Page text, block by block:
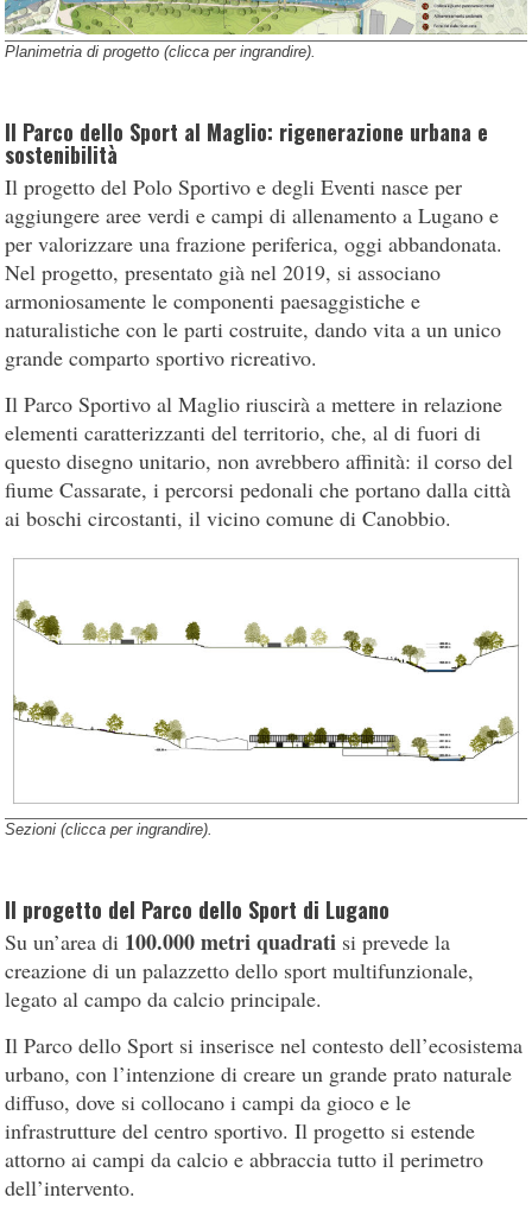
Planimetria di progetto (clicca per ingrandire).
Il Parco dello Sport al Maglio: rigenerazione urbana e
sostenibilità
Il progetto del Polo Sportivo e degli Eventi nasce per
aggiungere aree verdi e campi di allenamento a Lugano e
per valorizzare una frazione periferica, oggi abbandonata.
Nel progetto, presentato già nel 2019, si associano
armoniosamente le componenti paesaggistiche e
naturalistiche con le parti costruite, dando vita a un unico
grande comparto sportivo ricreativo.
Il Parco Sportivo al Maglio riuscirà a mettere in relazione
elementi caratterizzanti del territorio, che, al di fuori di
questo disegno unitario, non avrebbero affinità: il corso del
fiume Cassarate, i percorsi pedonali che portano dalla città
ai boschi circostanti, il vicino comune di Canobbio.
Sezioni (clicca per ingrandire).
Il progetto del Parco dello Sport di Lugano
Su un’area di 100.000 metri quadrati si prevede la
creazione di un palazzetto dello sport multifunzionale,
legato al campo da calcio principale.
Il Parco dello Sport si inserisce nel contesto dell’ecosistema
urbano, con l’intenzione di creare un grande prato naturale
diffuso, dove si collocano i campi da gioco e le
infrastrutture del centro sportivo. Il progetto si estende
attorno ai campi da calcio e abbraccia tutto il perimetro
dell’intervento.